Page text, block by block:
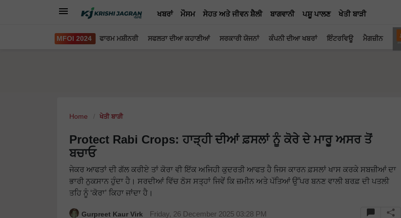
ਖਬਰਾਂ ਮੌਸਮ ਸੇਹਤ ਅਤੇ ਜੀਵਨ ਸ਼ੈਲੀ ਬਾਗਵਾਨੀ ਪਸ਼ੂ ਪਾਲਣ ਖੇਤੀ ਬਾੜੀ
MFOI 2024 ਫਾਰਮ ਮਸ਼ੀਨਰੀ ਸਫਲਤਾ ਦੀਆ ਕਹਾਣੀਆਂ ਸਰਕਾਰੀ ਯੋਜਨਾਂ ਕੰਪਨੀ ਦੀਆ ਖਬਰਾਂ ਇੰਟਰਵਿਊ ਮੈਗਜ਼ੀਨ
Home ਖੇਤੀ ਬਾੜੀ
Protect Rabi Crops: ਹਾੜ੍ਹੀ ਦੀਆਂ ਫ਼ਸਲਾਂ ਨੂੰ ਕੋਰੇ ਦੇ ਮਾਰੂ ਅਸਰ ਤੋਂ
ਬਚਾਓ
ਜੇਕਰ ਆਫਤਾਂ ਦੀ ਗੱਲ ਕਰੀਏ ਤਾਂ ਕੋਰਾ ਵੀ ਇੱਕ ਅਜਿਹੀ ਕੁਦਰਤੀ ਆਫਤ ਹੈ ਜਿਸ ਕਾਰਨ ਫ਼ਸਲਾਂ ਖਾਸ ਕਰਕੇ ਸਬਜ਼ੀਆਂ ਦਾ
ਭਾਰੀ ਨੁਕਸਾਨ ਹੁੰਦਾ ਹੈ। ਸਰਦੀਆਂ ਵਿੱਚ ਠੋਸ ਸਤ੍ਹਾਂ ਜਿਵੇਂ ਕਿ ਜ਼ਮੀਨ ਅਤੇ ਪੱਤਿਆਂ ਉੱਪਰ ਬਨਣ ਵਾਲੀ ਬਰਫ਼ ਦੀ ਪਤਲੀ
ਤਹਿ ਨੂੰ ‘ਕੋਰਾ’ ਕਿਹਾ ਜਾਂਦਾ ਹੈ।
Gurpreet Kaur Virk Friday, 26 December 2025 03:28 PM